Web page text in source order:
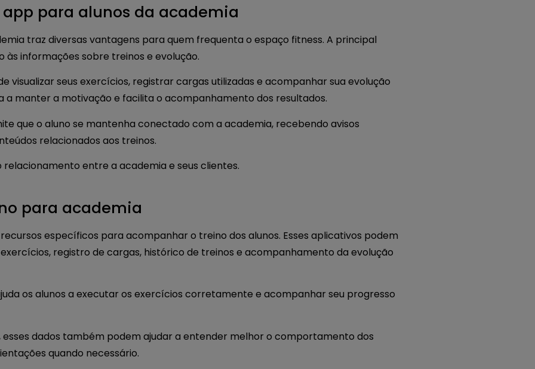
para alunos da academia
traz diversas vantagens para quem frequenta o espaço fitness. A principal
às informações sobre treinos e evolução.
visualizar seus exercícios, registrar cargas utilizadas e acompanhar sua evolução
a manter a motivação e facilita o acompanhamento dos resultados.
que o aluno se mantenha conectado com a academia, recebendo avisos
relacionados aos treinos.
entre a academia e seus clientes.
para academia
específicos para acompanhar o treino dos alunos. Esses aplicativos podem
registro de cargas, histórico de treinos e acompanhamento da evolução
os alunos a executar os exercícios corretamente e acompanhar seu progresso
esses dados também podem ajudar a entender melhor o comportamento dos
quando necessário.